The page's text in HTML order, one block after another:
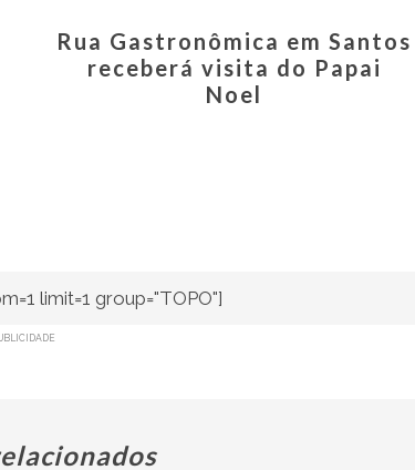
Rua Gastronômica em Santos
receberá visita do Papai
Noel
limit=1 group="TOPO"]